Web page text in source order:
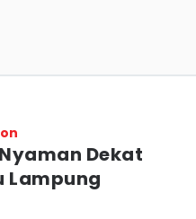
Dekat
Lampung